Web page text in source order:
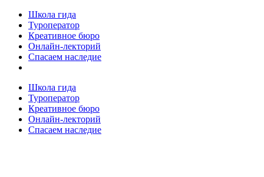
Школа гида
Туроператор
Креативное бюро
Онлайн-лекторий
Спасаем наследие
Школа гида
Туроператор
Креативное бюро
Онлайн-лекторий
Спасаем наследие